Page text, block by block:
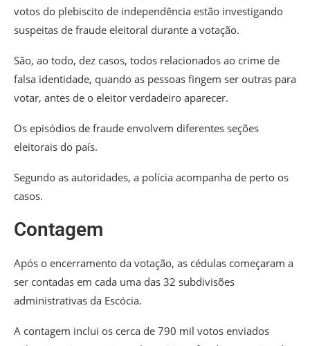
votos do plebiscito de independência estão investigando
suspeitas de fraude eleitoral durante a votação.
São, ao todo, dez casos, todos relacionados ao crime de
falsa identidade, quando as pessoas fingem ser outras para
votar, antes de o eleitor verdadeiro aparecer.
Os episódios de fraude envolvem diferentes seções
eleitorais do país.
Segundo as autoridades, a polícia acompanha de perto os
casos.
Contagem
Após o encerramento da votação, as cédulas começaram a
ser contadas em cada uma das 32 subdivisões
administrativas da Escócia.
A contagem inclui os cerca de 790 mil votos enviados